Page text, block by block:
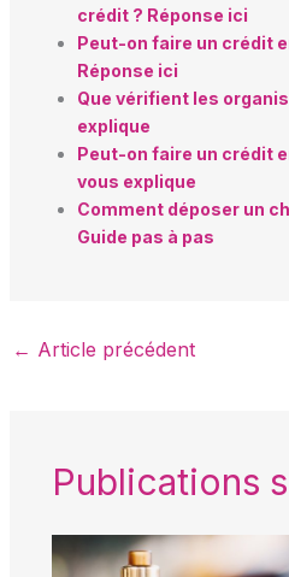
crédit ? Réponse ici
Peut-on faire un crédit
Réponse ici
Que vérifient les
explique
Peut-on faire un crédit
vous explique
Comment déposer un
Guide pas à pas
← Article précédent
Publications